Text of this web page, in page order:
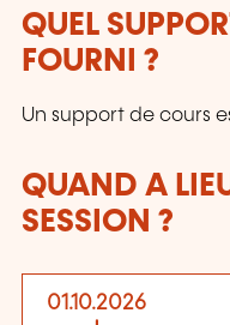
QUEL
FOURNI ?
Un support de cours
QUAND A
SESSION ?
01.10.2026